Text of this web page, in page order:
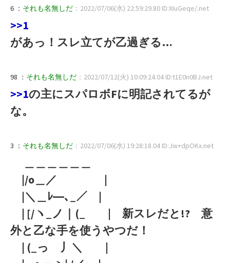
6 ： それも名無しだ ：2022/07/06(水) 22:59:29.80 ID:XIuGeqe/.net
>>1
があっ！スレ立てが乙過ぎる…
98 ： それも名無しだ ：2022/07/12(火) 10:09:24.04 ID:t1E0n0BJ.net
>>1の主にスパロボFに明記されてるが
な。
3 ： それも名無しだ ：2022/07/06(水) 19:28:18.04 ID:Jw+dpOKx.net
|/o＿／ |
|＼＿ﾚ―､_／ |
| [/ヽ_ノ｜(_ | 新スレだと!? 意
外と乙な手を使うやつだ！
| (_っ 丿＼ |